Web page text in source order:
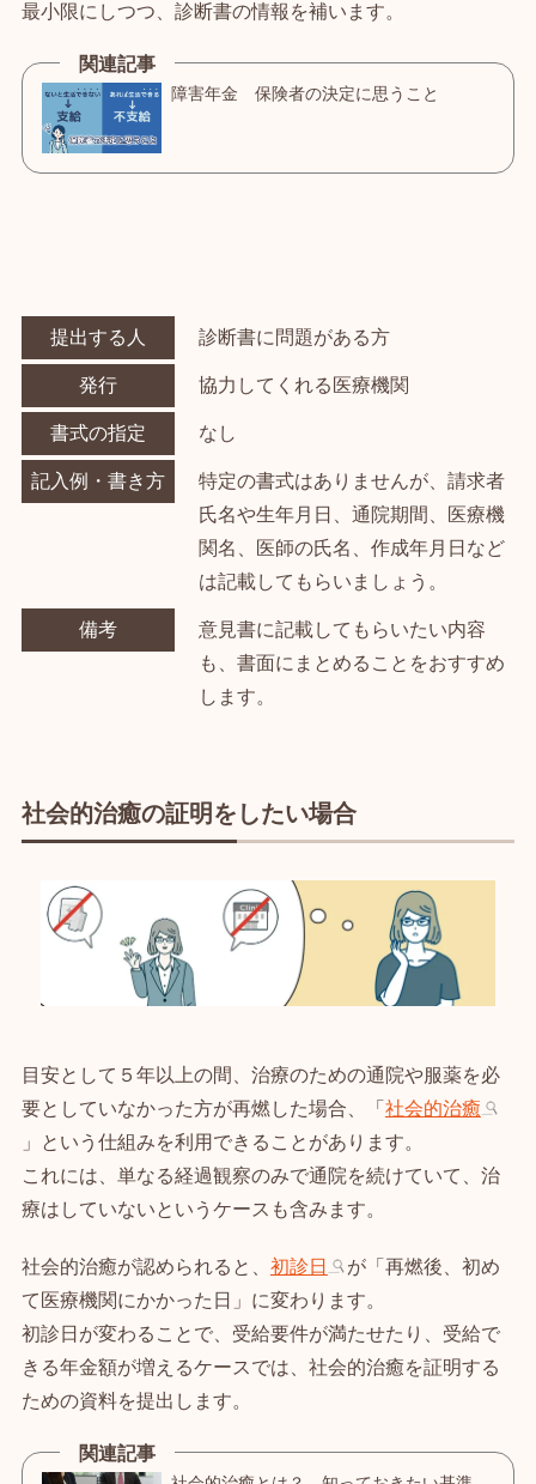
最小限にしつつ、診断書の情報を補います。
提出する人 診断書に問題がある方
発行 協力してくれる医療機関
書式の指定 なし
記入例・書き方
特定の書式はありませんが、請求者
氏名や生年月日、通院期間、医療機
関名、医師の氏名、作成年月日など
は記載してもらいましょう。
備考
意見書に記載してもらいたい内容
も、書面にまとめることをおすすめ
します。
社会的治癒の証明をしたい場合
目安として５年以上の間、治療のための通院や服薬を必
要としていなかった方が再燃した場合、「 社会的治癒
」という仕組みを利用できることがあります。
これには、単なる経過観察のみで通院を続けていて、治
療はしていないというケースも含みます。
社会的治癒が認められると、 初診日
が「再燃後、初め
て医療機関にかかった日」に変わります。
初診日が変わることで、受給要件が満たせたり、受給で
きる年金額が増えるケースでは、社会的治癒を証明する
ための資料を提出します。